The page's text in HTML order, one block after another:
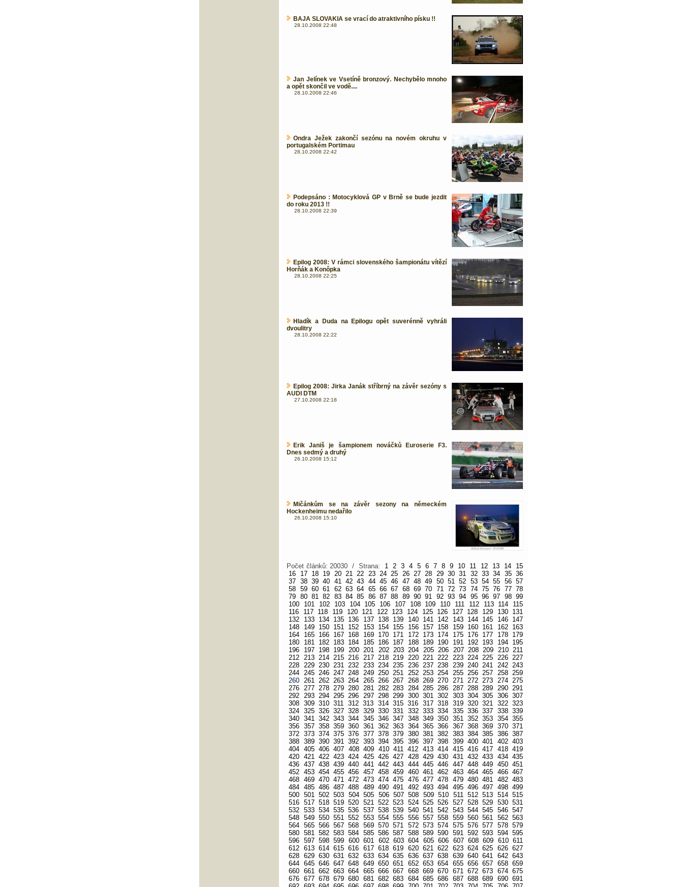
BAJA SLOVAKIA se vrací do atraktivního písku !!
28.10.2008 22:48
Jan Jelínek ve Vsetíně bronzový. Nechybělo mnoho
a opět skončil ve vodě....
28.10.2008 22:46
Ondra Ježek zakončí sezónu na novém okruhu v
portugalském Portimau
28.10.2008 22:42
Podepsáno : Motocyklová GP v Brně se bude jezdit
do roku 2013 !!
28.10.2008 22:39
Epilog 2008: V rámci slovenského šampionátu vítězí
Horňák a Konôpka
28.10.2008 22:25
Hladík a Duda na Epilogu opět suverénně vyhráli
dvoulitry
28.10.2008 22:22
Epilog 2008: Jirka Janák stříbrný na závěr sezóny s
AUDI DTM
27.10.2008 22:18
Erik Janiš je šampionem nováčků Euroserie F3.
Dnes sedmý a druhý
26.10.2008 15:12
Mičánkům se na závěr sezony na německém
Hockenheimu nedařilo
26.10.2008 15:10
Počet článků: 20030 / Strana: 1 2 3 4 5 6 7 8 9 10 11 12 13 14
15
16
17 18 19 20 21 22 23 24 25 26 27 28 29 30 31 32 33 34 35 36
37 38 39 40 41 42 43 44 45 46 47 48 49 50 51 52 53 54 55 56 57
58 59 60 61 62 63 64 65 66 67 68 69 70 71 72 73 74 75 76 77 78
79 80 81 82 83 84 85 86 87 88 89 90 91 92 93 94 95 96 97 98 99
100
101 102 103 104 105 106 107 108 109 110 111 112 113 114
115
116
117 118 119 120 121 122 123 124 125 126 127 128 129 130
131
132
133 134 135 136 137 138 139 140 141 142 143 144 145 146
147
148
149 150 151 152 153 154 155 156 157 158 159 160 161 162
163
164
165 166 167 168 169 170 171 172 173 174 175 176 177 178
179
180
181 182 183 184 185 186 187 188 189 190 191 192 193 194
195
196
197 198 199 200 201 202 203 204 205 206 207 208 209 210 211
212 213 214 215 216 217 218 219 220 221 222 223 224 225 226 227
228 229 230 231 232 233 234 235 236 237 238 239 240 241 242 243
244 245 246 247 248 249 250 251 252 253 254 255 256 257 258 259
260 261 262 263 264 265 266 267 268 269 270 271 272 273 274 275
276 277 278 279 280 281 282 283 284 285 286 287 288 289 290 291
292 293 294 295 296 297 298 299 300 301 302 303 304 305 306 307
308 309 310 311 312 313 314 315 316 317 318 319 320 321 322 323
324 325 326 327 328 329 330 331 332 333 334 335 336 337 338 339
340 341 342 343 344 345 346 347 348 349 350 351 352 353 354 355
356 357 358 359 360 361 362 363 364 365 366 367 368 369 370 371
372 373 374 375 376 377 378 379 380 381 382 383 384 385 386 387
388 389 390 391 392 393 394 395 396 397 398 399 400 401 402 403
404 405 406 407 408 409 410 411 412 413 414 415 416 417 418 419
420 421 422 423 424 425 426 427 428 429 430 431 432 433 434 435
436 437 438 439 440 441 442 443 444 445 446 447 448 449 450 451
452 453 454 455 456 457 458 459 460 461 462 463 464 465 466 467
468 469 470 471 472 473 474 475 476 477 478 479 480 481 482 483
484 485 486 487 488 489 490 491 492 493 494 495 496 497 498 499
500 501 502 503 504 505 506 507 508 509 510 511 512 513 514 515
516 517 518 519 520 521 522 523 524 525 526 527 528 529 530 531
532 533 534 535 536 537 538 539 540 541 542 543 544 545 546 547
548 549 550 551 552 553 554 555 556 557 558 559 560 561 562 563
564 565 566 567 568 569 570 571 572 573 574 575 576 577 578 579
580 581 582 583 584 585 586 587 588 589 590 591 592 593 594 595
596 597 598 599 600 601 602 603 604 605 606 607 608 609 610 611
612 613 614 615 616 617 618 619 620 621 622 623 624 625 626 627
628 629 630 631 632 633 634 635 636 637 638 639 640 641 642 643
644 645 646 647 648 649 650 651 652 653 654 655 656 657 658 659
660 661 662 663 664 665 666 667 668 669 670 671 672 673 674 675
676 677 678 679 680 681 682 683 684 685 686 687 688 689 690 691